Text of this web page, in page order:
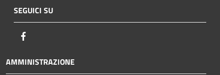
SEGUICI SU
AMMINISTRAZIONE